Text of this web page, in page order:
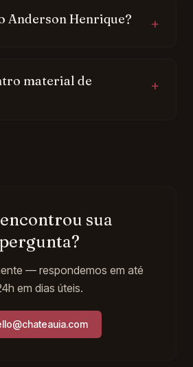
Anderson Henrique? +
material de
+
sua
pergunta?
— respondemos em até
em dias úteis.